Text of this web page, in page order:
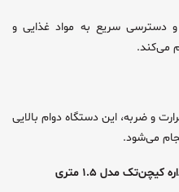
و دسترسی سریع به مواد غذایی و
می‌کند.
و ضربه، این دستگاه دوام بالایی
می‌شود.
مدل ۱.۵ متری